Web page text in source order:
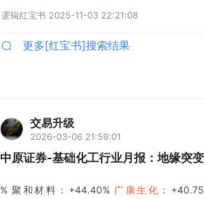
氨官能团化，绕开传统重氮化反应，实现了对
逻辑红宝书 2025-11-03 22:21:08
更多[红宝书]搜索结果
交易升级
2026-03-06 21:59:01
中原证券-基础化工行业月报：地缘突
% 聚和材料：+44.40% 广康生化 ：